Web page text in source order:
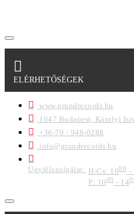
ELÉRHETŐSÉGEK
www.grundrecords.hu
1047 Budapest, Károlyi
+36-70 / 948-0288
info@grundrecords.hu
Ügyfélszolgálat: H-Cs: 1000 -
P: 1000- 14